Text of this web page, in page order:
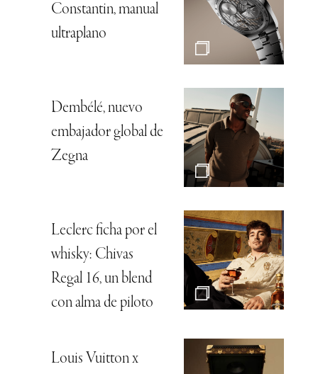
Constantin, manual
ultraplano
Dembélé, nuevo
embajador global de
Zegna
Leclerc ficha por el
whisky: Chivas
Regal 16, un blend
con alma de piloto
Louis Vuitton x